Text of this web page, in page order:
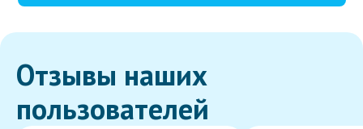
Отзывы наших
пользователей